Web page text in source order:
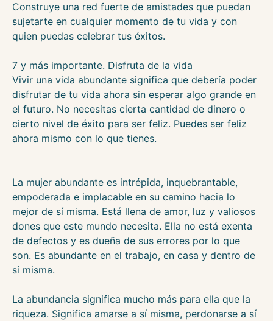
Construye una red fuerte de amistades que puedan
sujetarte en cualquier momento de tu vida y con
quien puedas celebrar tus éxitos.
7 y más importante. Disfruta de la vida
Vivir una vida abundante significa que debería poder
disfrutar de tu vida ahora sin esperar algo grande en
el futuro. No necesitas cierta cantidad de dinero o
cierto nivel de éxito para ser feliz. Puedes ser feliz
ahora mismo con lo que tienes.
La mujer abundante es intrépida, inquebrantable,
empoderada e implacable en su camino hacia lo
mejor de sí misma. Está llena de amor, luz y valiosos
dones que este mundo necesita. Ella no está exenta
de defectos y es dueña de sus errores por lo que
son. Es abundante en el trabajo, en casa y dentro de
sí misma.
La abundancia significa mucho más para ella que la
riqueza. Significa amarse a sí misma, perdonarse a sí